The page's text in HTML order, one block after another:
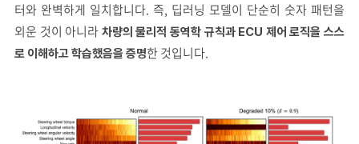
터와 완벽하게 일치합니다. 즉, 딥러닝 모델이 단순히 숫자 패턴을
외운 것이 아니라 차량의 물리적 동역학 규칙과 ECU 제어 로직을 스스
로 이해하고 학습했음을 증명한 것입니다.